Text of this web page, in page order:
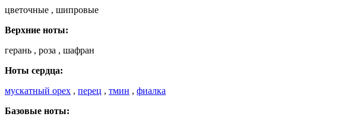
цветочные , шипровые
Верхние ноты:
герань , роза , шафран
Ноты сердца:
мускатный орех , перец , тмин , фиалка
Базовые ноты: